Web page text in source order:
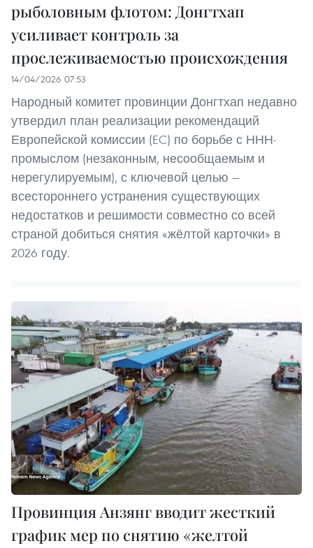
рыболовным флотом: Донгтхап
усиливает контроль за
прослеживаемостью происхождения
14/04/2026 07:53
Народный комитет провинции Донгтхап недавно
утвердил план реализации рекомендаций
Европейской комиссии (EC) по борьбе с ННН-
промыслом (незаконным, несообщаемым и
нерегулируемым), с ключевой целью —
всестороннего устранения существующих
недостатков и решимости совместно со всей
страной добиться снятия «жёлтой карточки» в
2026 году.
Провинция Анзянг вводит жесткий
график мер по снятию «желтой